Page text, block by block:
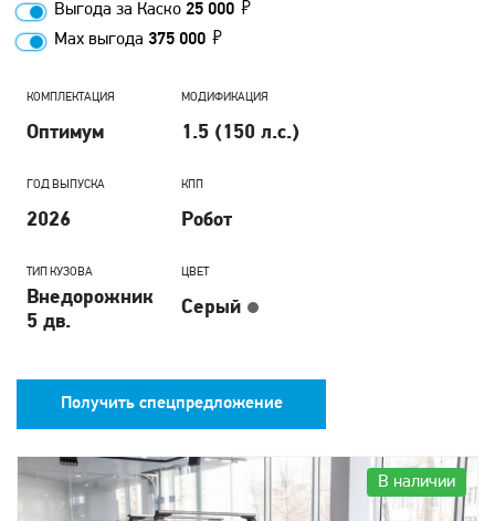
Выгода за Каско 25 000
Max выгода 375 000
КОМПЛЕКТАЦИЯ
Оптимум
МОДИФИКАЦИЯ
1.5 (150 л.с.)
ГОД ВЫПУСКА
2026
КПП
Робот
ТИП КУЗОВА
Внедорожник
5 дв.
ЦВЕТ
Серый
Получить спецпредложение
В наличии